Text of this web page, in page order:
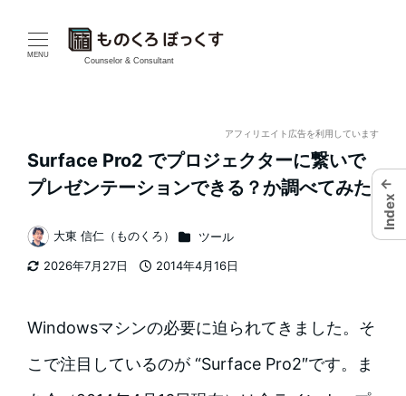
MENU
Counselor & Consultant
アフィリエイト広告を利用しています
Surface Pro2 でプロジェクターに繋いで
プレゼンテーションできる？か調べてみた
2026年7月27日
2014年4月16日
著
者
大東 信仁（ものくろ） カテゴリー
ツール
Windowsマシンの必要に迫られてきました。そ
こで注目しているのが “Surface Pro2″です。ま
←
Index